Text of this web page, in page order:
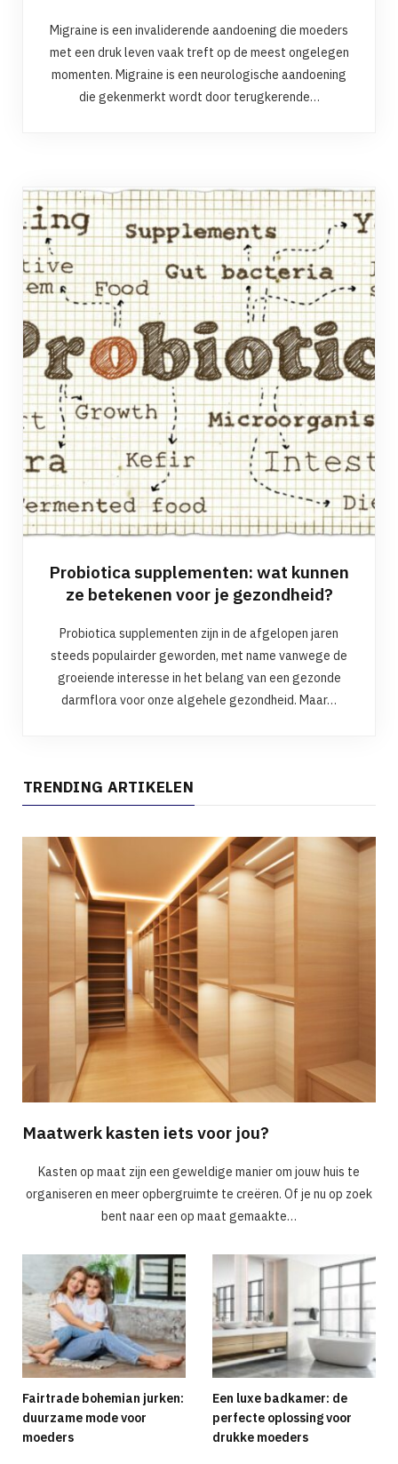
Migraine is een invaliderende aandoening die moeders
met een druk leven vaak treft op de meest ongelegen
momenten. Migraine is een neurologische aandoening
die gekenmerkt wordt door terugkerende…
Probiotica supplementen: wat kunnen
ze betekenen voor je gezondheid?
Probiotica supplementen zijn in de afgelopen jaren
steeds populairder geworden, met name vanwege de
groeiende interesse in het belang van een gezonde
darmflora voor onze algehele gezondheid. Maar…
TRENDING ARTIKELEN
Maatwerk kasten iets voor jou?
Kasten op maat zijn een geweldige manier om jouw huis te
organiseren en meer opbergruimte te creëren. Of je nu op zoek
bent naar een op maat gemaakte…
Fairtrade bohemian jurken:
duurzame mode voor
moeders
Een luxe badkamer: de
perfecte oplossing voor
drukke moeders